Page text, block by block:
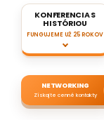
KONFERENCIA S
HISTÓRIOU
FUNGUJEME UŽ 25 ROKOV
NETWORKING
Získajte cenné kontakty